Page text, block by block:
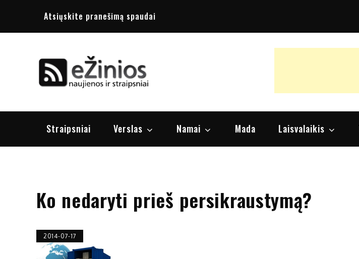
Atsiųskite pranešimą spaudai
Straipsniai Verslas Namai Mada Laisvalaikis
Ko nedaryti prieš persikraustymą?
2014-07-17